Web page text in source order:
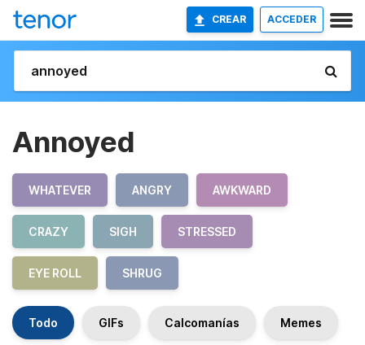
CREAR ACCEDER
Annoyed
WHATEVER ANGRY AWKWARD
CRAZY SIGH STRESSED
EYE ROLL SHRUG
Todo GIFs Calcomanías Memes